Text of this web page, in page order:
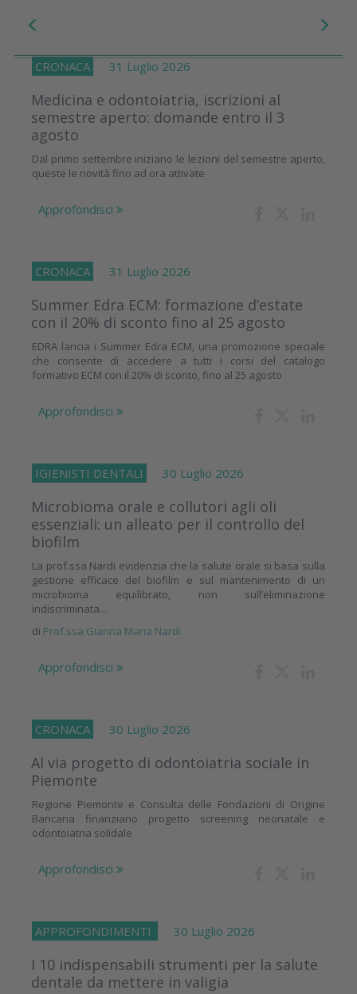
CRONACA 31 Luglio 2026
Medicina e odontoiatria, iscrizioni al
semestre aperto: domande entro il 3
agosto
Dal primo settembre iniziano le lezioni del semestre aperto,
queste le novità fino ad ora attivate
Approfondisci
CRONACA 31 Luglio 2026
Summer Edra ECM: formazione d’estate
con il 20% di sconto fino al 25 agosto
EDRA lancia i Summer Edra ECM, una promozione speciale
che consente di accedere a tutti i corsi del catalogo
formativo ECM con il 20% di sconto, fino al 25 agosto
Approfondisci
IGIENISTI DENTALI 30 Luglio 2026
Microbioma orale e collutori agli oli
essenziali: un alleato per il controllo del
biofilm
La prof.ssa Nardi evidenzia che la salute orale si basa sulla
gestione efficace del biofilm e sul mantenimento di un
microbioma equilibrato, non sull’eliminazione
indiscriminata...
di Prof.ssa Gianna Maria Nardi
Approfondisci
CRONACA 30 Luglio 2026
Al via progetto di odontoiatria sociale in
Piemonte
Regione Piemonte e Consulta delle Fondazioni di Origine
Bancaria finanziano progetto screening neonatale e
odontoiatria solidale
Approfondisci
APPROFONDIMENTI 30 Luglio 2026
I 10 indispensabili strumenti per la salute
dentale da mettere in valigia